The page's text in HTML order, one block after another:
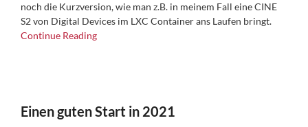
noch die Kurzversion, wie man z.B. in meinem Fall eine CINE
S2 von Digital Devices im LXC Container ans Laufen bringt.
Continue Reading
Einen guten Start in 2021